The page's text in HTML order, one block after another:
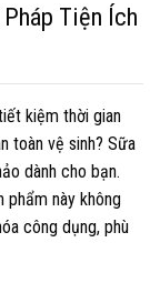
Tiện Ích
kiệm thời gian
toàn vệ sinh? Sữa
dành cho bạn.
phẩm này không
công dụng, phù